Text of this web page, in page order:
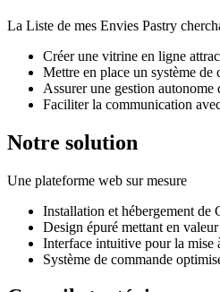
La Liste de mes Envies Pastry
Créer une vitrine en ligne
Mettre en place un système de
Assurer une gestion autonome
Faciliter la communication
Notre solution
Une plateforme web sur mesure
Installation et hébergement de
Design épuré mettant en
Interface intuitive pour la mise
Système de commande